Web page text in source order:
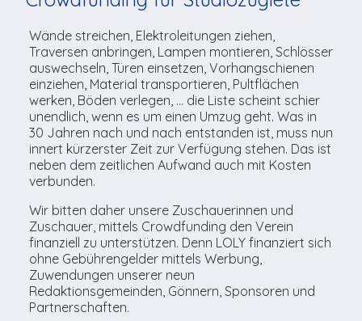
Lokalfernsehen (VJ)
ImmoCorner
Links
LOLY-Shop
Flos Chuchichäschtli
Unsere TopSpot-Partner
Unsere ProduzentInnen
Kontaktmöglichkeiten
Weg zum Studio
Wände streichen, Elektroleitungen ziehen,
Traversen anbringen, Lampen montieren, Schlösser
auswechseln, Türen einsetzen, Vorhangschienen
einziehen, Material transportieren, Pultflächen
werken, Böden verlegen, … die Liste scheint schier
unendlich, wenn es um einen Umzug geht. Was in
30 Jahren nach und nach entstanden ist, muss nun
innert kürzerster Zeit zur Verfügung stehen. Das ist
neben dem zeitlichen Aufwand auch mit Kosten
verbunden.
Wir bitten daher unsere Zuschauerinnen und
Zuschauer, mittels Crowdfunding den Verein
finanziell zu unterstützen. Denn LOLY finanziert sich
ohne Gebührengelder mittels Werbung,
Zuwendungen unserer neun
Redaktionsgemeinden, Gönnern, Sponsoren und
Partnerschaften.